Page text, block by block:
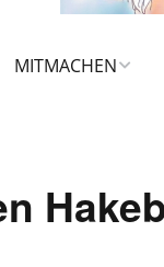
MITMACHEN